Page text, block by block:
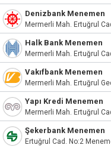
Denizbank Menemen
Mermerli Mah. Ertuğrul
Halk Bank Menemen
Mermerli Mah. Ertuğrul
Vakıfbank Menemen
Mermerli Mah. Ertuğrul
Yapı Kredi Menemen
Mermerli Mah. Ertuğrul
Şekerbank Menemen
Ertuğrul Cad. No:2